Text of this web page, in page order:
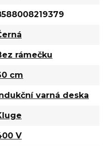
rámečku
cm
varná deska
V